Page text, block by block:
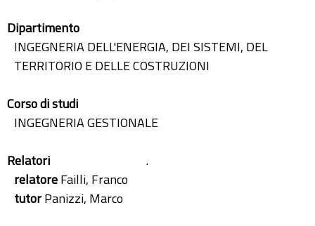
Dipartimento
INGEGNERIA DELL'ENERGIA, DEI SISTEMI, DEL
TERRITORIO E DELLE COSTRUZIONI
Corso di studi
INGEGNERIA GESTIONALE
Relatori
.
relatoreFailli, Franco
tutorPanizzi, Marco